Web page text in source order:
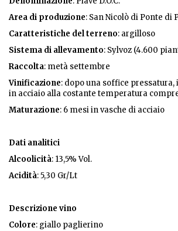
Area di produzione: San Nicolò di Ponte di
Caratteristiche del terreno: argilloso
Sistema di allevamento: Sylvoz (4.600
Raccolta: metà settembre
Vinificazione: dopo una soffice
in acciaio alla costante temperatura
Maturazione: 6 mesi in vasche di acciaio
Dati analitici
Alcoolicità: 13,5% Vol.
Acidità: 5,30 Gr/Lt
Descrizione vino
Colore: giallo paglierino